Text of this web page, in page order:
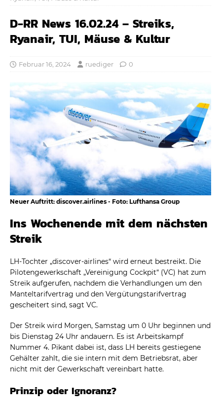
D-RR News 16.02.24 – Streiks,
Ryanair, TUI, Mäuse & Kultur
Februar 16, 2024 ruediger 0
Neuer Auftritt: discover.airlines - Foto: Lufthansa Group
Ins Wochenende mit dem nächsten
Streik
LH-Tochter „discover-airlines“ wird erneut bestreikt. Die
Pilotengewerkschaft „Vereinigung Cockpit“ (VC) hat zum
Streik aufgerufen, nachdem die Verhandlungen um den
Manteltarifvertrag und den Vergütungstarifvertrag
gescheitert sind, sagt VC.
Der Streik wird Morgen, Samstag um 0 Uhr beginnen und
bis Dienstag 24 Uhr andauern. Es ist Arbeitskampf
Nummer 4. Pikant dabei ist, dass LH bereits gestiegene
Gehälter zahlt, die sie intern mit dem Betriebsrat, aber
nicht mit der Gewerkschaft vereinbart hatte.
Prinzip oder Ignoranz?